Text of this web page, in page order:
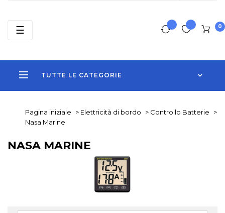
0
TUTTE LE CATEGORIE
navigazione
☰
Pagina iniziale > Elettricità di bordo > Controllo Batterie
>
Nasa Marine
NASA MARINE